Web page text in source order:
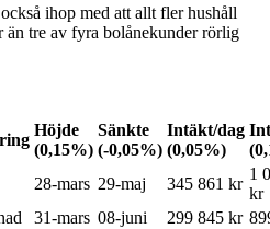
ihop med att allt fler hushåll
tre av fyra bolånekunder rörlig
Höjde
(0,15%)
Sänkte
(-0,05%)
Intäkt/dag
(0,05%)
28-mars 29-maj 345 861 kr
1
kr
31-mars 08-juni 299 845 kr